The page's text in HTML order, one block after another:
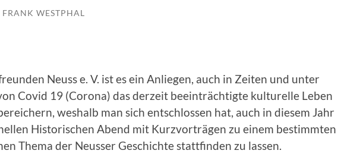
FRANK WESTPHAL
Neuss e. V. ist es ein Anliegen, auch in Zeiten und unter
Covid 19 (Corona) das derzeit beeinträchtigte kulturelle Leben
weshalb man sich entschlossen hat, auch in diesem Jahr
Historischen Abend mit Kurzvorträgen zu einem bestimmten
Thema der Neusser Geschichte stattfinden zu lassen.